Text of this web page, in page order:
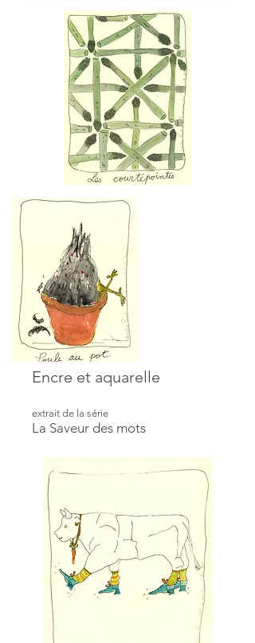
Encre et aquarelle
extrait de la série
La Saveur des mots